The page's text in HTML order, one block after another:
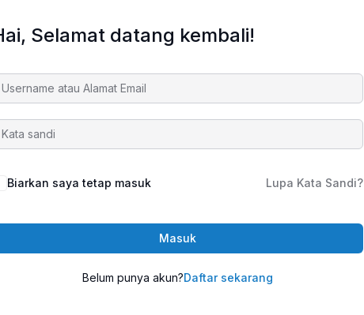
Selamat datang kembali!
Biarkan saya tetap masuk Lupa Kata Sandi?
Masuk
Belum punya akun?Daftar sekarang